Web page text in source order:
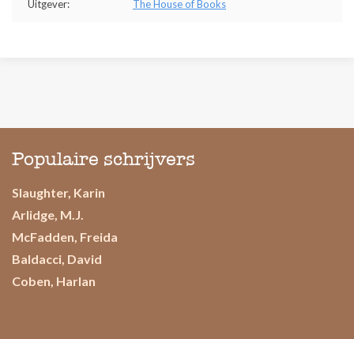
Uitgever:
The House of Books
Populaire schrijvers
Slaughter, Karin
Arlidge, M.J.
McFadden, Freida
Baldacci, David
Coben, Harlan